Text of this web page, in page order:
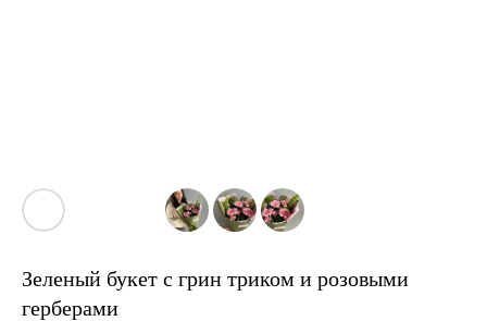
Зеленый букет с грин триком и розовыми
герберами